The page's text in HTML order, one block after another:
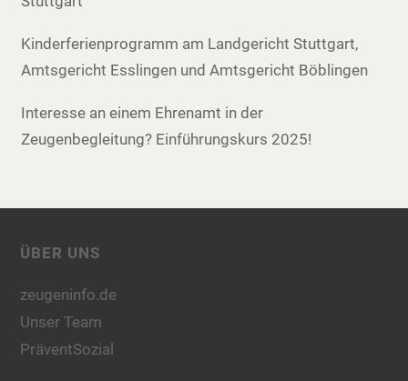
Kinderferienprogramm am Landgericht Stuttgart,
Amtsgericht Esslingen und Amtsgericht Böblingen
Interesse an einem Ehrenamt in der
Zeugenbegleitung? Einführungskurs 2025!
ÜBER UNS
zeugeninfo.de
Unser Team
PräventSozial